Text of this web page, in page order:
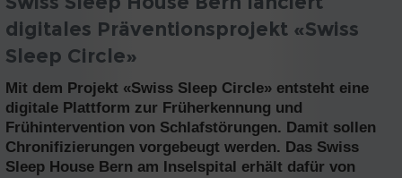
digitales Präventionsprojekt «Swiss
Sleep Circle»
Mit dem Projekt «Swiss Sleep Circle» entsteht eine
digitale Plattform zur Früherkennung und
Frühintervention von Schlafstörungen. Damit sollen
Chronifizierungen vorgebeugt werden. Das Swiss
Sleep House Bern am Inselspital erhält dafür von